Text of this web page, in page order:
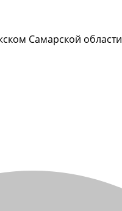
Самарской области